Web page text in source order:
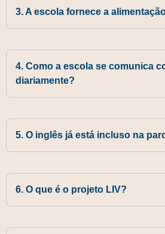
3. A escola fornece a
4. Como a escola se comunica
diariamente?
5. O inglês já está incluso na
6. O que é o projeto LIV?